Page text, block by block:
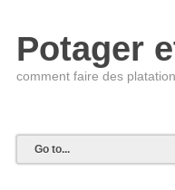
Potager
comment faire des